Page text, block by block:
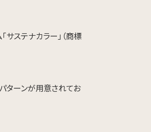
サステナカラー」（商標
ターンが用意されてお